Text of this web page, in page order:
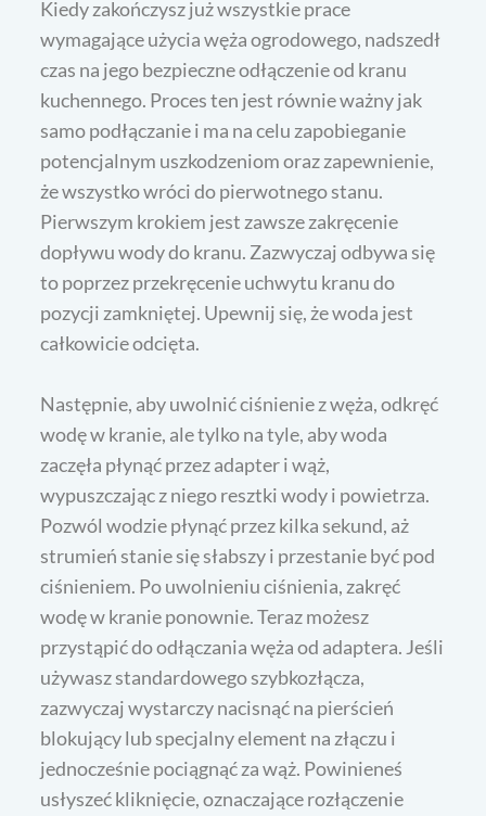
Kiedy zakończysz już wszystkie prace
wymagające użycia węża ogrodowego, nadszedł
czas na jego bezpieczne odłączenie od kranu
kuchennego. Proces ten jest równie ważny jak
samo podłączanie i ma na celu zapobieganie
potencjalnym uszkodzeniom oraz zapewnienie,
że wszystko wróci do pierwotnego stanu.
Pierwszym krokiem jest zawsze zakręcenie
dopływu wody do kranu. Zazwyczaj odbywa się
to poprzez przekręcenie uchwytu kranu do
pozycji zamkniętej. Upewnij się, że woda jest
całkowicie odcięta.
Następnie, aby uwolnić ciśnienie z węża, odkręć
wodę w kranie, ale tylko na tyle, aby woda
zaczęła płynąć przez adapter i wąż,
wypuszczając z niego resztki wody i powietrza.
Pozwól wodzie płynąć przez kilka sekund, aż
strumień stanie się słabszy i przestanie być pod
ciśnieniem. Po uwolnieniu ciśnienia, zakręć
wodę w kranie ponownie. Teraz możesz
przystąpić do odłączania węża od adaptera. Jeśli
używasz standardowego szybkozłącza,
zazwyczaj wystarczy nacisnąć na pierścień
blokujący lub specjalny element na złączu i
jednocześnie pociągnąć za wąż. Powinieneś
usłyszeć kliknięcie, oznaczające rozłączenie